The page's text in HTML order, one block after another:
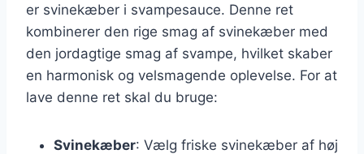
er svinekæber i svampesauce. Denne ret
kombinerer den rige smag af svinekæber med
den jordagtige smag af svampe, hvilket skaber
en harmonisk og velsmagende oplevelse. For at
lave denne ret skal du bruge:
Svinekæber: Vælg friske svinekæber af høj